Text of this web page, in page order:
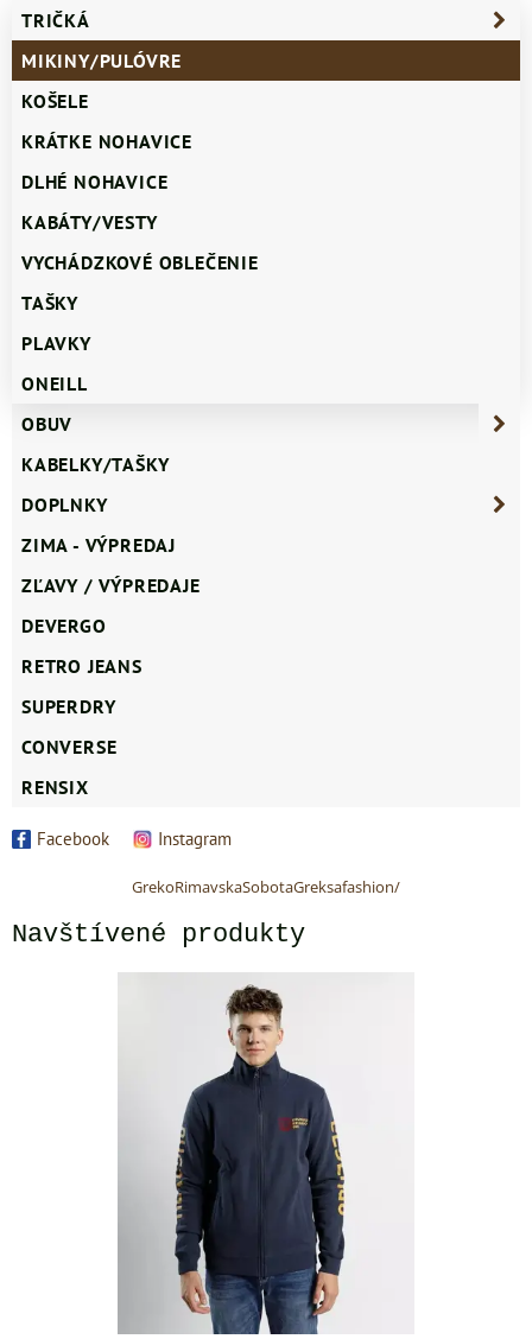
TRIČKÁ
MIKINY/PULÓVRE
KOŠELE
KRÁTKE NOHAVICE
DLHÉ NOHAVICE
KABÁTY/VESTY
VYCHÁDZKOVÉ OBLEČENIE
TAŠKY
PLAVKY
ONEILL
OBUV
KABELKY/TAŠKY
DOPLNKY
ZIMA - VÝPREDAJ
ZĽAVY / VÝPREDAJE
DEVERGO
RETRO JEANS
SUPERDRY
CONVERSE
RENSIX
Facebook Instagram
GrekoRimavskaSobotaGreksafashion/
Navštívené produkty